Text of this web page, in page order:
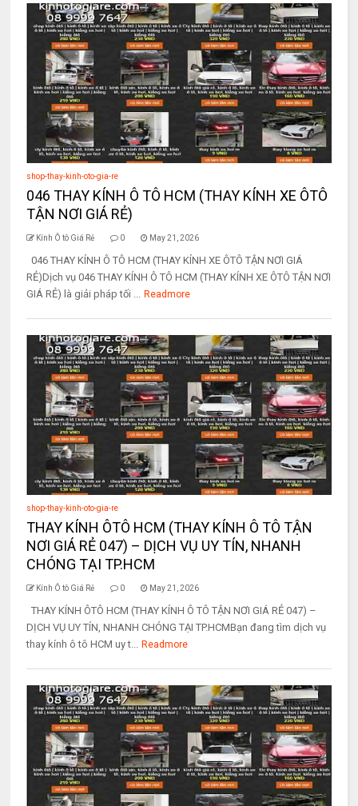
shop-thay-kinh-oto-gia-re
046 THAY KÍNH Ô TÔ HCM (THAY KÍNH XE ÔTÔ
TẬN NƠI GIÁ RẺ)
Kính Ô tô Giá Rẻ 0 May 21, 2026
046 THAY KÍNH Ô TÔ HCM (THAY KÍNH XE ÔTÔ TẬN NƠI GIÁ
RẺ)Dịch vụ 046 THAY KÍNH Ô TÔ HCM (THAY KÍNH XE ÔTÔ TẬN NƠI
GIÁ RẺ) là giải pháp tối ... Readmore
shop-thay-kinh-oto-gia-re
THAY KÍNH ÔTÔ HCM (THAY KÍNH Ô TÔ TẬN
NƠI GIÁ RẺ 047) – DỊCH VỤ UY TÍN, NHANH
CHÓNG TẠI TP.HCM
Kính Ô tô Giá Rẻ 0 May 21, 2026
THAY KÍNH ÔTÔ HCM (THAY KÍNH Ô TÔ TẬN NƠI GIÁ RẺ 047) –
DỊCH VỤ UY TÍN, NHANH CHÓNG TẠI TP.HCMBạn đang tìm dịch vụ
thay kính ô tô HCM uy t... Readmore